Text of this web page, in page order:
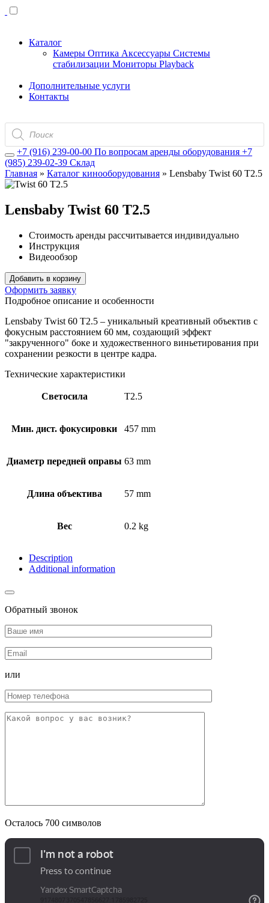
Каталог
Камеры Оптика Аксессуары Системы
стабилизации Мониторы Playback
Дополнительные услуги
Контакты
Поиск
товаров
+7 (916) 239-00-00 По вопросам аренды оборудования +7
(985) 239-02-39 Склад
Главная » Каталог кинооборудования » Lensbaby Twist 60 T2.5
Lensbaby Twist 60 T2.5
Стоимость аренды рассчитывается индивидуально
Инструкция
Видеообзор
Добавить в корзину
Оформить заявку
Подробное описание и особенности
Lensbaby Twist 60 T2.5 – уникальный креативный объектив с
фокусным расстоянием 60 мм, создающий эффект
"закрученного" боке и художественного виньетирования при
сохранении резкости в центре кадра.
Технические характеристики
Светосила T2.5
Мин. дист. фокусировки 457 mm
Диаметр передней оправы 63 mm
Длина объектива 57 mm
Вес 0.2 kg
Description
Additional information
Обратный звонок
или
Осталось 700 символов